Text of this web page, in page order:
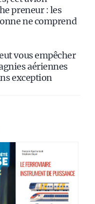
preneur : les
ne comprend
vous empêcher
aériennes
exception